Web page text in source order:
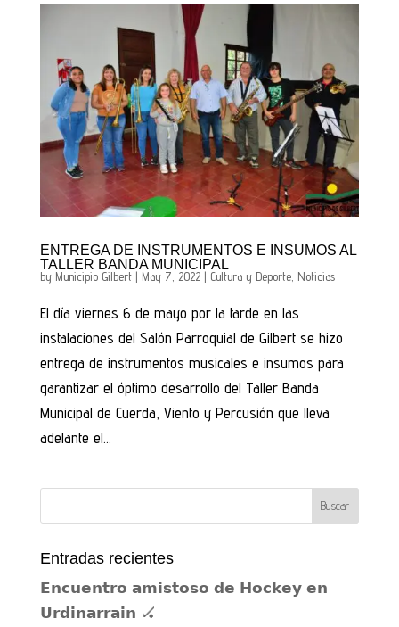
ENTREGA DE INSTRUMENTOS E INSUMOS AL
TALLER BANDA MUNICIPAL
by Municipio Gilbert| May 7, 2022| Cultura y Deporte, Noticias
El día viernes 6 de mayo por la tarde en las
instalaciones del Salón Parroquial de Gilbert se hizo
entrega de instrumentos musicales e insumos para
garantizar el óptimo desarrollo del Taller Banda
Municipal de Cuerda, Viento y Percusión que lleva
adelante el...
Entradas recientes
𝗘𝗻𝗰𝘂𝗲𝗻𝘁𝗿𝗼 𝗮𝗺𝗶𝘀𝘁𝗼𝘀𝗼 𝗱𝗲 𝗛𝗼𝗰𝗸𝗲𝘆 𝗲𝗻
𝗨𝗿𝗱𝗶𝗻𝗮𝗿𝗿𝗮𝗶𝗻 🏑